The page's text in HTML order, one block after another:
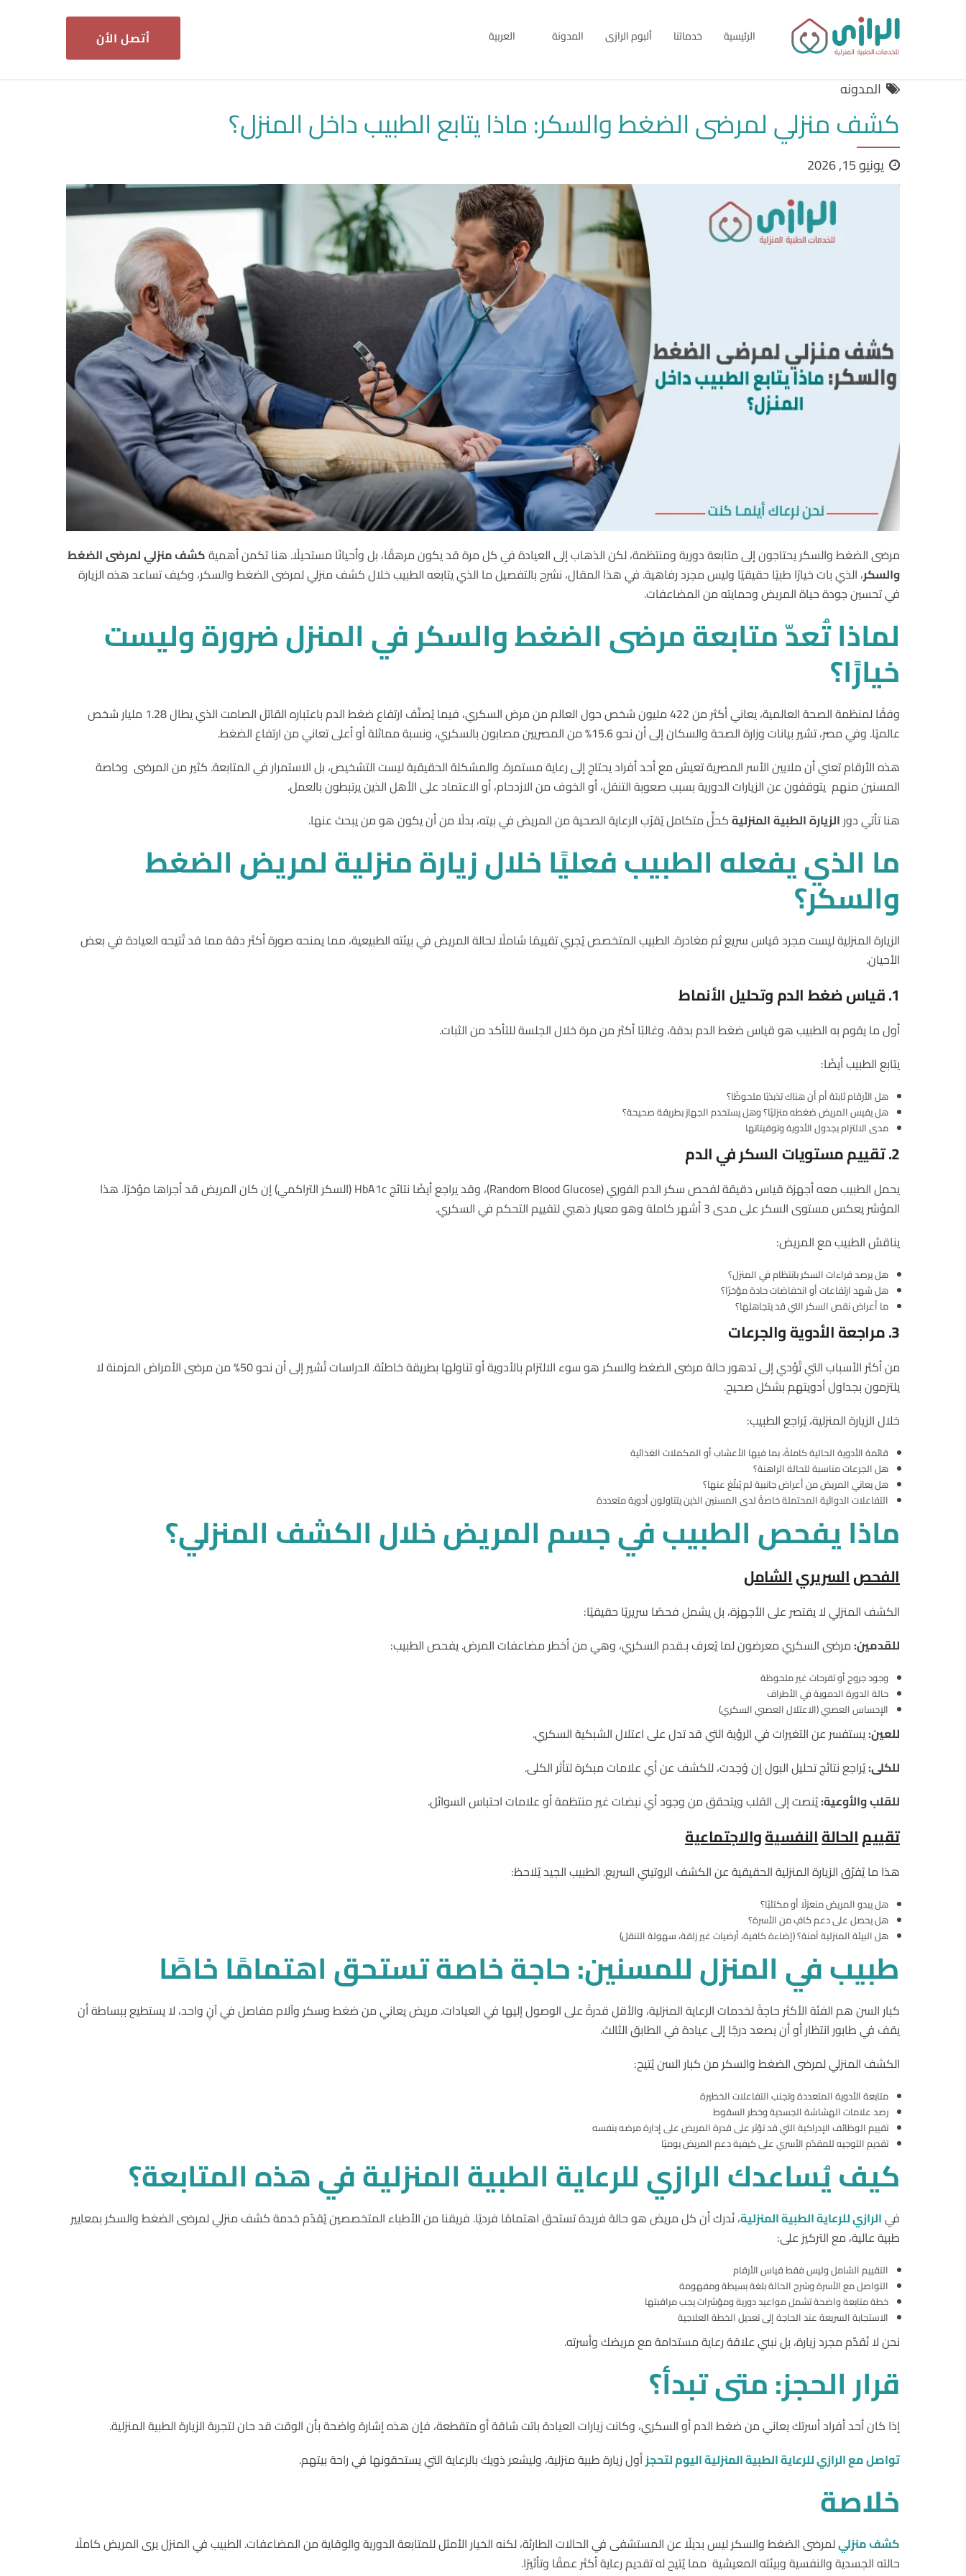
أتصل الأن الرئيسية خدماتنا ألبوم الرازى المدونة العربية
المدونه
كشف منزلي لمرضى الضغط والسكر: ماذا يتابع الطبيب داخل المنزل؟
يونيو 15, 2026
مرضى الضغط والسكر يحتاجون إلى متابعة دورية ومنتظمة، لكن الذهاب إلى العيادة في كل مرة قد يكون مرهقًا، بل وأحيانًا مستحيلًا. هنا تكمن أهميةكشفمنزليلمرضىالضغط
والسكر، الذي بات خيارًا طبيًا حقيقيًا وليس مجرد رفاهية. في هذا المقال، نشرح بالتفصيل ما الذي يتابعه الطبيب خلال كشف منزلي لمرضى الضغط والسكر، وكيف تساعد هذه الزيارة
في تحسين جودة حياة المريض وحمايته من المضاعفات.
لماذاتُعدّ متابعةمرضىالضغطوالسكرفيالمنزلضرورةوليست
خيارًا؟
وفقًا لمنظمة الصحة العالمية، يعاني أكثر من 422 مليون شخص حول العالم من مرض السكري، فيما يُصنَّف ارتفاع ضغط الدم باعتباره القاتل الصامت الذي يطال 1.28 مليار شخص
عالميًا. وفي مصر، تشير بيانات وزارة الصحة والسكان إلى أن نحو 15.6% من المصريين مصابون بالسكري، ونسبة مماثلة أو أعلى تعاني من ارتفاع الضغط.
هذه الأرقام تعني أن ملايين الأسر المصرية تعيش مع أحد أفراد يحتاج إلى رعاية مستمرة. والمشكلة الحقيقية ليست التشخيص، بل الاستمرار في المتابعة. كثير من المرضى وخاصة
المسنين منهم يتوقفون عن الزيارات الدورية بسبب صعوبة التنقل، أو الخوف من الازدحام، أو الاعتماد على الأهل الذين يرتبطون بالعمل.
هنا تأتي دورالزيارةالطبيةالمنزليةكحلٍّ متكامل يُقرّب الرعاية الصحية من المريض في بيته، بدلًا من أن يكون هو من يبحث عنها.
ما الذييفعلهالطبيبفعليًاخلالزيارةمنزليةلمريضالضغط
والسكر؟
الزيارة المنزلية ليست مجرد قياس سريع ثم مغادرة. الطبيب المتخصص يُجري تقييمًا شاملًا لحالة المريض في بيئته الطبيعية، مما يمنحه صورة أكثر دقة مما قد تُتيحه العيادة في بعض
الأحيان.
1. قياسضغطالدموتحليلالأنماط
أول ما يقوم به الطبيب هو قياس ضغط الدم بدقة، وغالبًا أكثر من مرة خلال الجلسة للتأكد من الثبات.
يتابع الطبيب أيضًا:
هل الأرقام ثابتة أم أن هناك تذبذبًا ملحوظًا؟
هل يقيس المريض ضغطه منزليًا؟ وهل يستخدم الجهاز بطريقة صحيحة؟
مدى الالتزام بجدول الأدوية وتوقيتاتها
2. تقييممستوياتالسكرفيالدم
يحمل الطبيب معه أجهزة قياس دقيقة لفحص سكر الدم الفوري (Random Blood Glucose)، وقد يراجع أيضًا نتائج HbA1c (السكر التراكمي) إن كان المريض قد أجراها مؤخرًا. هذا
المؤشر يعكس مستوى السكر على مدى 3 أشهر كاملة وهو معيار ذهبي لتقييم التحكم في السكري.
يناقش الطبيب مع المريض:
هل يرصد قراءات السكر بانتظام في المنزل؟
هل شهد ارتفاعات أو انخفاضات حادة مؤخرًا؟
ما أعراض نقص السكر التي قد يتجاهلها؟
3. مراجعةالأدويةوالجرعات
من أكثر الأسباب التي تُؤدي إلى تدهور حالة مرضى الضغط والسكر هو سوء الالتزام بالأدوية أو تناولها بطريقة خاطئة. الدراسات تُشير إلى أن نحو 50% من مرضى الأمراض المزمنة لا
يلتزمون بجداول أدويتهم بشكل صحيح.
خلال الزيارة المنزلية، يُراجع الطبيب:
قائمة الأدوية الحالية كاملةً، بما فيها الأعشاب أو المكملات الغذائية
هل الجرعات مناسبة للحالة الراهنة؟
هل يعاني المريض من أعراض جانبية لم يُبلّغ عنها؟
التفاعلات الدوائية المحتملة خاصةً لدى المسنين الذين يتناولون أدوية متعددة
ماذايفحصالطبيبفيجسمالمريضخلالالكشف المنزلي؟
الفحصالسريريالشامل
الكشف المنزلي لا يقتصر على الأجهزة، بل يشمل فحصًا سريريًا حقيقيًا:
للقدمين:مرضى السكري معرضون لما يُعرف بـقدم السكري، وهي من أخطر مضاعفات المرض. يفحص الطبيب:
وجود جروح أو تقرحات غير ملحوظة
حالة الدورة الدموية في الأطراف
الإحساس العصبي (الاعتلال العصبي السكري)
للعين:يستفسر عن التغيرات في الرؤية التي قد تدل على اعتلال الشبكية السكري.
للكلى:يُراجع نتائج تحليل البول إن وُجدت، للكشف عن أي علامات مبكرة لتأثر الكلى.
للقلبوالأوعية:يُنصت إلى القلب ويتحقق من وجود أي نبضات غير منتظمة أو علامات احتباس السوائل.
تقييمالحالةالنفسيةوالاجتماعية
هذا ما يُفرّق الزيارة المنزلية الحقيقية عن الكشف الروتيني السريع. الطبيب الجيد يُلاحظ:
هل يبدو المريض منعزلًا أو مكتئبًا؟
هل يحصل على دعم كافٍ من الأسرة؟
هل البيئة المنزلية آمنة؟ (إضاءة كافية، أرضيات غير زلقة، سهولة التنقل)
طبيبفيالمنزلللمسنين:حاجةخاصةتستحقاهتمامًاخاصًا
كبار السن هم الفئة الأكثر حاجةً لخدمات الرعاية المنزلية، والأقل قدرةً على الوصول إليها في العيادات. مريض يعاني من ضغط وسكر وآلام مفاصل في آنٍ واحد، لا يستطيع ببساطة أن
يقف في طابور انتظار أو أن يصعد درجًا إلى عيادة في الطابق الثالث.
الكشف المنزلي لمرضى الضغط والسكر من كبار السن يُتيح:
متابعة الأدوية المتعددة وتجنب التفاعلات الخطيرة
رصد علامات الهشاشة الجسدية وخطر السقوط
تقييم الوظائف الإدراكية التي قد تؤثر على قدرة المريض على إدارة مرضه بنفسه
تقديم التوجيه للمقدّم الأسري على كيفية دعم المريض يوميًا
كيفيُساعدكالرازيللرعايةالطبيةالمنزليةفيهذهالمتابعة؟
فيالرازي للرعاية الطبية المنزلية، نُدرك أن كل مريض هو حالة فريدة تستحق اهتمامًا فرديًا. فريقنا من الأطباء المتخصصين يُقدّم خدمة كشف منزلي لمرضى الضغط والسكر بمعايير
طبية عالية، مع التركيز على:
التقييم الشامل وليس فقط قياس الأرقام
التواصل مع الأسرة وشرح الحالة بلغة بسيطة ومفهومة
خطة متابعة واضحة تشمل مواعيد دورية ومؤشرات يجب مراقبتها
الاستجابة السريعة عند الحاجة إلى تعديل الخطة العلاجية
نحن لا نُقدّم مجرد زيارة، بل نبني علاقة رعاية مستدامة مع مريضك وأسرته.
قرارالحجز:متىتبدأ؟
إذا كان أحد أفراد أسرتك يعاني من ضغط الدم أو السكري، وكانت زيارات العيادة باتت شاقة أو متقطعة، فإن هذه إشارة واضحة بأن الوقت قد حان لتجربة الزيارة الطبية المنزلية.
تواصل مع الرازي للرعاية الطبية المنزلية اليوم لتحجزأول زيارة طبية منزلية، وليشعر ذويك بالرعاية التي يستحقونها في راحة بيتهم.
خلاصة
كشف منزليلمرضى الضغط والسكر ليس بديلًا عن المستشفى في الحالات الطارئة، لكنه الخيار الأمثل للمتابعة الدورية والوقاية من المضاعفات. الطبيب في المنزل يرى المريض كاملًا
حالته الجسدية والنفسية وبيئته المعيشية مما يُتيح له تقديم رعاية أكثر عمقًا وتأثيرًا.